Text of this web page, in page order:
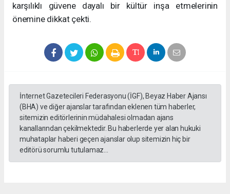
karşılıklı güvene dayalı bir kültür inşa etmelerinin
önemine dikkat çekti.
İnternet Gazetecileri Federasyonu (İGF), Beyaz Haber Ajansı
(BHA) ve diğer ajanslar tarafından eklenen tüm haberler,
sitemizin editörlerinin müdahalesi olmadan ajans
kanallarından çekilmektedir. Bu haberlerde yer alan hukuki
muhataplar haberi geçen ajanslar olup sitemizin hiç bir
editörü sorumlu tutulamaz...